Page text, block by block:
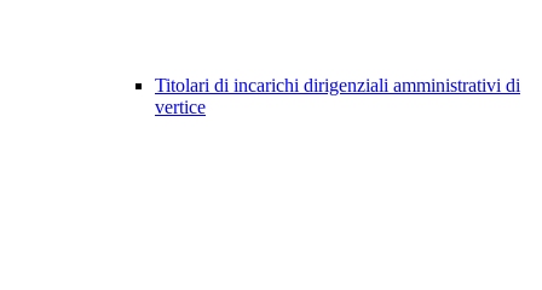
Titolari di incarichi dirigenziali amministrativi di
vertice